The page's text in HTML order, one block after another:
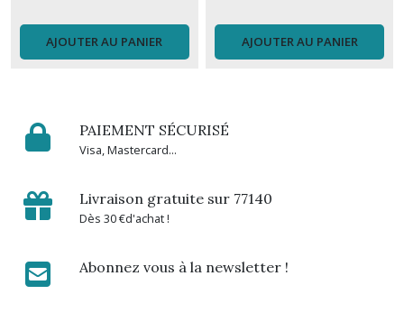
AJOUTER AU PANIER AJOUTER AU PANIER
PAIEMENT SÉCURISÉ
Visa, Mastercard...
Livraison gratuite sur 77140
Dès 30 €d'achat !
Abonnez vous à la newsletter !
Tablier
paillasson
Thèiére
(3)
Tisanière
(6)